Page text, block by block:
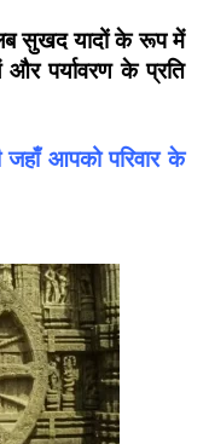
सुखद यादों के रूप में
पर्यावरण के प्रति
जहाँ आपको परिवार के